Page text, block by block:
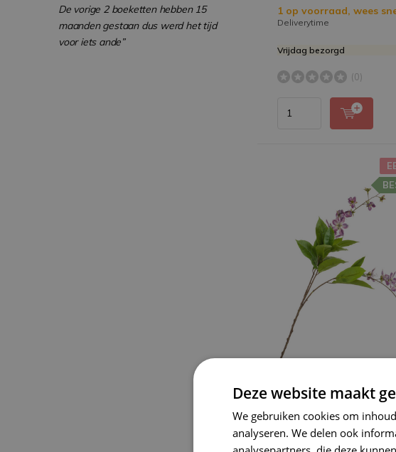
1 op voorraad, wees
Deliverytime
Vrijdag bezorgd
(0)
Zijden bloesem
hanging spray"
cm
De vorige 2 boeketten hebben 15
maanden gestaan dus werd het tijd
voor iets ande”
Deze website maakt
We gebruiken cookies om
analyseren. We delen ook